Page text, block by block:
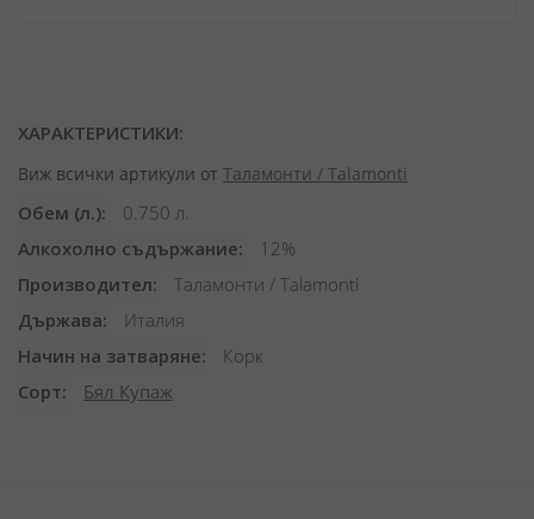
ХАРАКТЕРИСТИКИ:
Виж всички артикули от Таламонти / Talamonti
Обем (л.)
0.750 л.
Алкохолно съдържание
12%
Производител
Таламонти / Talamonti
Държава
Италия
Начин на затваряне
Корк
Сорт
Бял Купаж